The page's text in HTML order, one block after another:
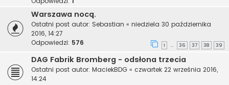
Warszawa nocą.
Ostatni post autor: Sebastian « niedziela 30 października
2016, 14:27
Odpowiedzi: 576 1 … 36 37 38 39
DAG Fabrik Bromberg - odsłona trzecia
Ostatni post autor: MaciekBDG « czwartek 22 września 2016,
14:24